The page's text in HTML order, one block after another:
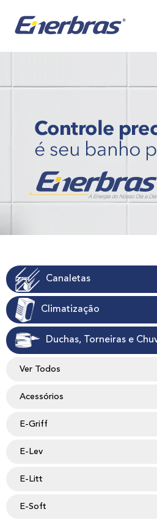
Canaletas
Climatização
Duchas, Torneiras e
Ver Todos
Acessórios
E-Griff
E-Lev
E-Litt
E-Soft